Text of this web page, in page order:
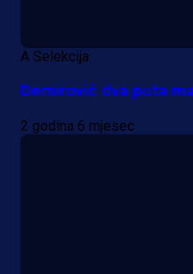
A Selekcija
Demirović dva puta
2 godina 6 mjesec